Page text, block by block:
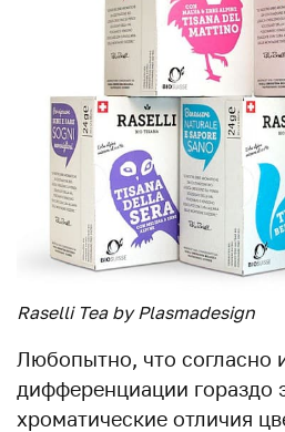
Raselli Tea by Plasmadesign
Любопытно, что согласно
дифференциации гораздо
хроматические отличия